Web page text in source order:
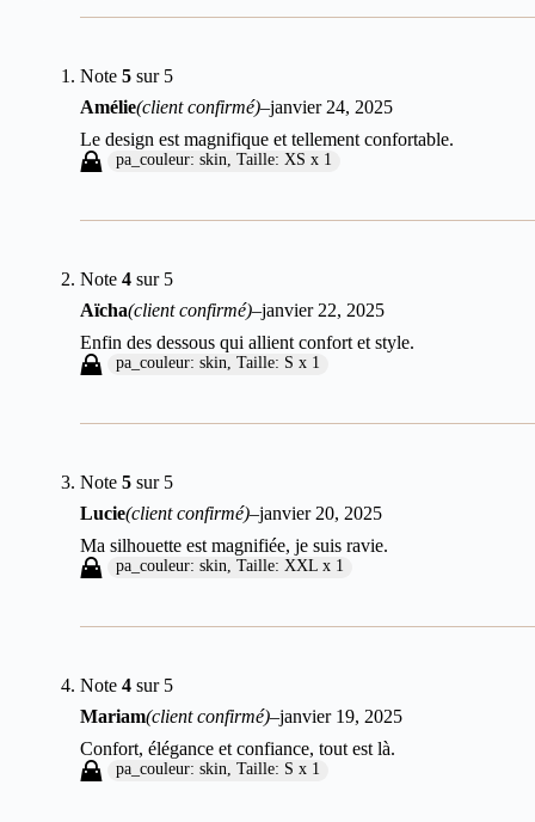
Note 5sur 5
Amélie(client confirmé)–janvier 24, 2025
Le design est magnifique et tellement confortable.
pa_couleur: skin, Taille: XS x 1
Note 4sur 5
Aïcha(client confirmé)–janvier 22, 2025
Enfin des dessous qui allient confort et style.
pa_couleur: skin, Taille: S x 1
Note 5sur 5
Lucie(client confirmé)–janvier 20, 2025
Ma silhouette est magnifiée, je suis ravie.
pa_couleur: skin, Taille: XXL x 1
Note 4sur 5
Mariam(client confirmé)–janvier 19, 2025
Confort, élégance et confiance, tout est là.
pa_couleur: skin, Taille: S x 1